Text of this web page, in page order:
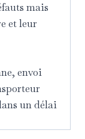
mais
et leur
envoi
un délai